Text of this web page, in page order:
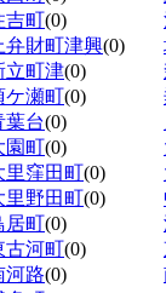
吉町(0)
弁財町津興(0)
立町津(0)
ケ瀬町(0)
葉台(0)
園町(0)
里窪田町(0)
里野田町(0)
居町(0)
古河町(0)
河路(0)